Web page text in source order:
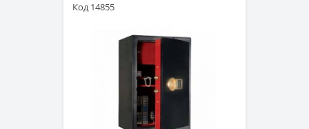
Код 14855